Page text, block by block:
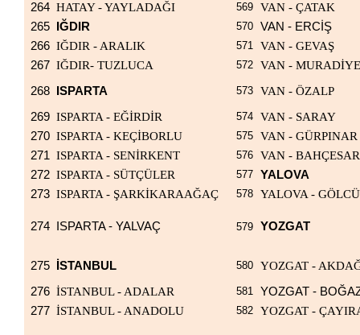
264 HATAY - YAYLADAĞI 569
VAN - ÇATAK
265
IĞDIR 570
VAN - ERCİŞ
266 IĞDIR - ARALIK 571
VAN - GEVAŞ
267 IĞDIR- TUZLUCA 572
VAN - MURADİYE
268
ISPARTA 573
VAN - ÖZALP
269 ISPARTA - EĞİRDİR 574
VAN - SARAY
270 ISPARTA - KEÇİBORLU 575
VAN - GÜRPINAR
271 ISPARTA - SENİRKENT 576
VAN -
272 ISPARTA - SÜTÇÜLER 577
YALOVA
273 ISPARTA - ŞARKİKARAAĞAÇ 578 YALOVA -
274 ISPARTA - YALVAÇ 579 YOZGAT
275 İSTANBUL 580
YOZGAT -
276 İSTANBUL - ADALAR 581
YOZGAT -
277 İSTANBUL - ANADOLU 582 YOZGAT -